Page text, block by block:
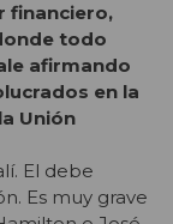
financiero,
todo
afirmando
en la
Unión
El debe
Es muy grave